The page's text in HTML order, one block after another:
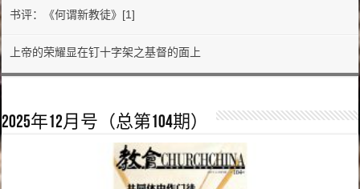
书评：《何谓新教徒》[1]
上帝的荣耀显在钉十字架之基督的面上
2025年12月号（总第104期）